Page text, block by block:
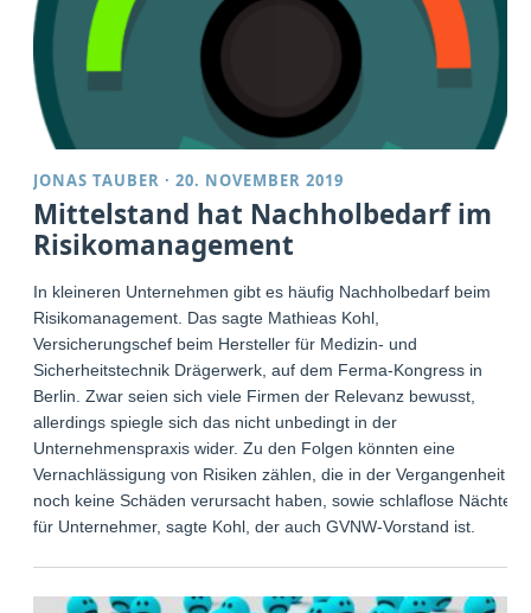
JONAS TAUBER ·20. NOVEMBER 2019
Mittelstand hat Nachholbedarf im
Risikomanagement
In kleineren Unternehmen gibt es häufig Nachholbedarf beim
Risikomanagement. Das sagte Mathieas Kohl,
Versicherungschef beim Hersteller für Medizin- und
Sicherheitstechnik Drägerwerk, auf dem Ferma-Kongress in
Berlin. Zwar seien sich viele Firmen der Relevanz bewusst,
allerdings spiegle sich das nicht unbedingt in der
Unternehmenspraxis wider. Zu den Folgen könnten eine
Vernachlässigung von Risiken zählen, die in der Vergangenheit
noch keine Schäden verursacht haben, sowie schlaflose Nächte
für Unternehmer, sagte Kohl, der auch GVNW-Vorstand ist.